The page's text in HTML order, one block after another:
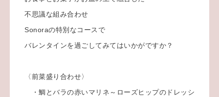
不思議な組み合わせ
Sonoraの特別なコースで
バレンタインを過ごしてみてはいかがですか？
〈前菜盛り合わせ〉
・鯛とバラの赤いマリネ～ローズヒップのドレッシ